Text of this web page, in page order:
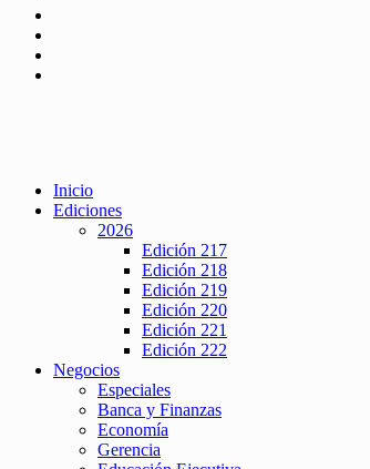
Inicio
Ediciones
2026
Edición 217
Edición 218
Edición 219
Edición 220
Edición 221
Edición 222
Negocios
Especiales
Banca y Finanzas
Economía
Gerencia